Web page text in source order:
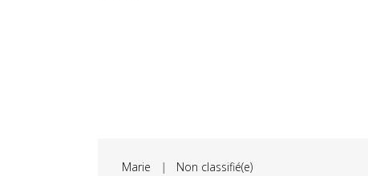
Marie | Non classifié(e)